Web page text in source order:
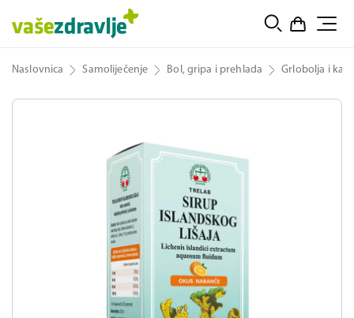
Naslovnica Samoliječenje Bol, gripa i prehlada Grlobolja i